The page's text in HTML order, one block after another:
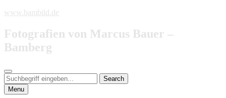
Skip
content
www.bambild.de
Fotografien von Marcus Bauer –
Bamberg
Search
Search
for:
Search
Menu